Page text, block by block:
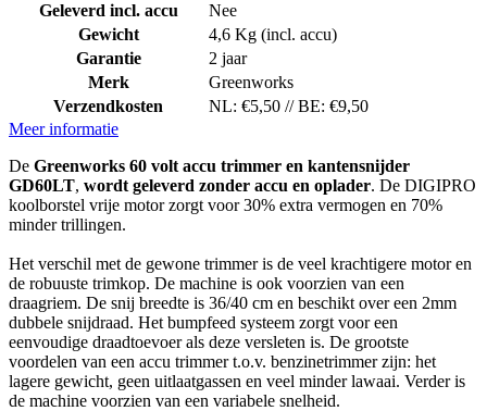
Geleverd incl. accu
Nee
Gewicht
4,6 Kg (incl. accu)
Garantie
2 jaar
Merk
Greenworks
Verzendkosten
NL: €5,50 // BE: €9,50
Meer informatie
De Greenworks 60 volt accu trimmer en kantensnijder
GD60LT, wordt geleverd zonder accu en oplader. De DIGIPRO
koolborstel vrije motor zorgt voor 30% extra vermogen en 70%
minder trillingen.
Het verschil met de gewone trimmer is de veel krachtigere motor en
de robuuste trimkop. De machine is ook voorzien van een
draagriem. De snij breedte is 36/40 cm en beschikt over een 2mm
dubbele snijdraad. Het bumpfeed systeem zorgt voor een
eenvoudige draadtoevoer als deze versleten is. De grootste
voordelen van een accu trimmer t.o.v. benzinetrimmer zijn: het
lagere gewicht, geen uitlaatgassen en veel minder lawaai. Verder is
de machine voorzien van een variabele snelheid.